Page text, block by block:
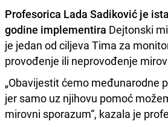
Profesorica Lada Sadiković je
godine implementira Dejtonski
je jedan od ciljeva Tima za
provođenje ili neprovođenje
„Obavijestit ćemo međunarodne
jer samo uz njihovu pomoć
mirovni sporazum“, kazala je